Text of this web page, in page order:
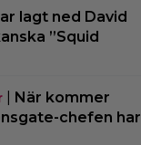
lagt ned David
”Squid
| När kommer
chefen har